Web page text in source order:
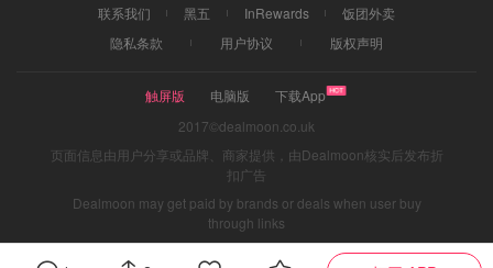
搅拌，记得没有这款搅拌机的时候，当最后一步倒入巧克力
手动搅拌的时候，真的是看似容易搅拌难，面团还真的是蛮
或者南瓜泥。?土豆泥，我通常会开始调到3⃣️打两三分钟，
最后换5⃣️打一两分钟变细腻柔滑。 速度4⃣️：混合搅拌黄油
和白糖黑糖，马芬蛋糕粉以及各种蛋糕粉或者frostings? 速度
5⃣️： 打发蛋白，蛋白脆饼，打发涂抹在蛋糕表面的奶油以及
慕丝。 ??‍?不管搅拌任何混合物都可根据需要调节1-5的速
度，由低到高即可 使用时也?️将电源线锁定在搅拌机的左侧
或右侧 ，便于从任何角度处理混合物成份??‍? ?清洗 ?电源线
联系我们 黑五 InRewards
饭团外卖
隐私条款
用户协议 版权声明
触屏版 电脑版
下载App
2017©dealmoon.co.uk
页面信息由用户分享或品牌、商家提供，由Dealmoon核实后发布折
扣广告
Dealmoon may get paid by brands or deals when user buy
through links